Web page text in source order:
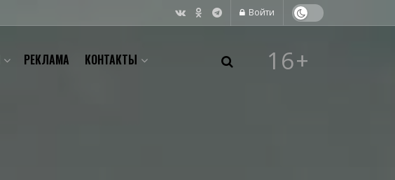
Войти
РЕКЛАМА КОНТАКТЫ 16+